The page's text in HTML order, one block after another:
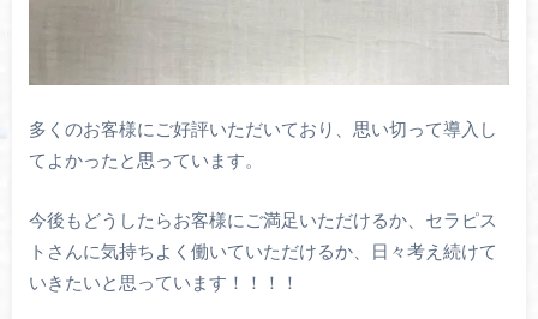
多くのお客様にご好評いただいており、思い切って導入し
てよかったと思っています。
今後もどうしたらお客様にご満足いただけるか、セラピス
トさんに気持ちよく働いていただけるか、日々考え続けて
いきたいと思っています！！！！